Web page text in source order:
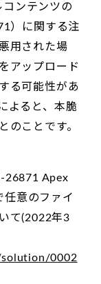
ンテンツの
）に関する注
用された場
アップロード
る可能性があ
よると、本脆
のことです。
26871 Apex
意のファイ
て(2022年3
0002